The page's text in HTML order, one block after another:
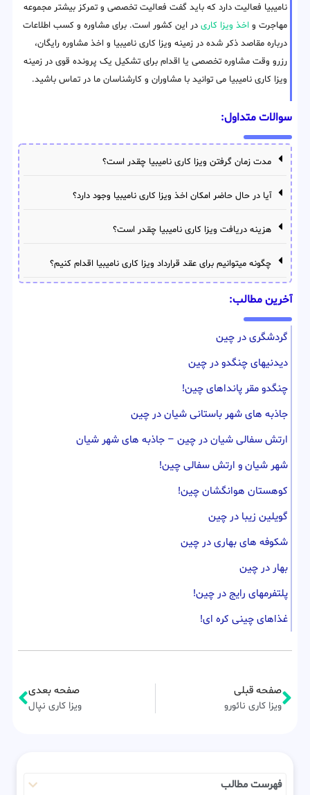
نامیبیا فعالیت دارد که باید گفت فعالیت تخصصی و تمرکز بیشتر مجموعه
مهاجرت و اخذ ویزا کاری در این کشور است. برای مشاوره و کسب اطلاعات
درباره مقاصد ذکر شده در زمینه ویزا کاری نامیبیا و اخذ مشاوره رایگان،
رزرو وقت مشاوره تخصصی یا اقدام برای تشکیل یک پرونده قوی در زمینه
ویزا کاری نامیبیا می توانید با مشاوران و کارشناسان ما در تماس باشید.
سوالات متداول:
مدت زمان گرفتن ویزا کاری نامیبیا چقدر است؟
آیا در حال حاضر امکان اخذ ویزا کاری نامیبیا وجود دارد؟
هزینه دریافت ویزا کاری نامیبیا چقدر است؟
چگونه میتوانیم برای عقد قرارداد ویزا کاری نامیبیا اقدام کنیم؟
آخرین مطالب:
گردشگری در چین
دیدنیهای چنگدو در چین
چنگدو مقر پانداهای چین!
جاذبه های شهر باستانی شیان در چین
ارتش سفالی شیان در چین – جاذبه های شهر شیان
شهر شیان و ارتش سفالی چین!
کوهستان هوانگشان چین!
گویلین زیبا در چین
شکوفه های بهاری در چین
بهار در چین
پلتفرمهای رایج در چین!
غذاهای چینی کره ای!
صفحه قبلی
ویزا کاری نائورو
صفحه بعدی
ویزا کاری نپال
فهرست مطالب